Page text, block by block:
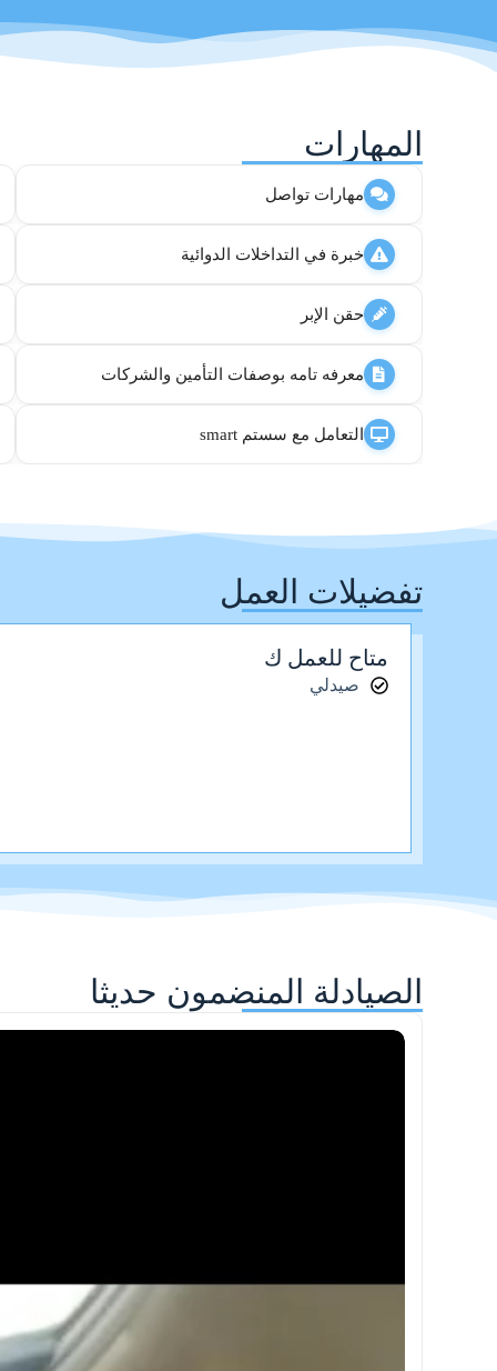
المهارات
مهارات تواصل
خبرة في التداخلات الدوائية
حقن الإبر
معرفه تامه بوصفات التأمين والشركات
التعامل مع سستم smart
تفضيلات العمل
متاح للعمل ك
صيدلي
الصيادلة المنضمون حديثا